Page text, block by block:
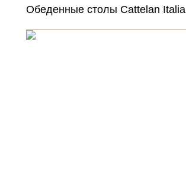
Обеденные столы Cattelan Italia